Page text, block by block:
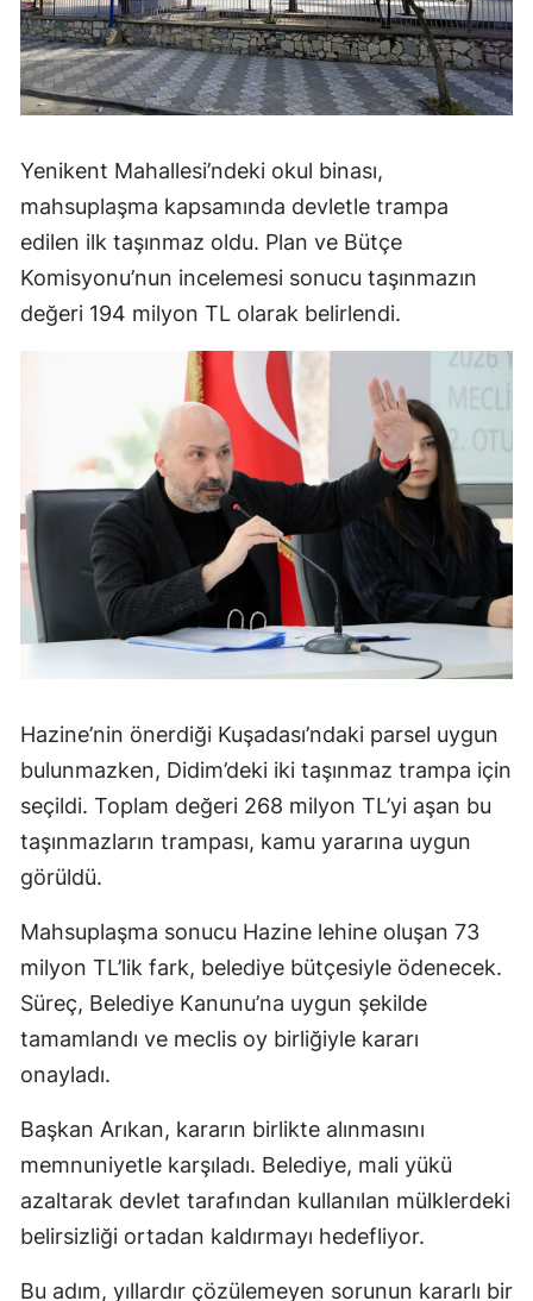
Yenikent Mahallesi’ndeki okul binası,
mahsuplaşma kapsamında devletle trampa
edilen ilk taşınmaz oldu. Plan ve Bütçe
Komisyonu’nun incelemesi sonucu taşınmazın
değeri 194 milyon TL olarak belirlendi.
Hazine’nin önerdiği Kuşadası’ndaki parsel uygun
bulunmazken, Didim’deki iki taşınmaz trampa için
seçildi. Toplam değeri 268 milyon TL’yi aşan bu
taşınmazların trampası, kamu yararına uygun
görüldü.
Mahsuplaşma sonucu Hazine lehine oluşan 73
milyon TL’lik fark, belediye bütçesiyle ödenecek.
Süreç, Belediye Kanunu’na uygun şekilde
tamamlandı ve meclis oy birliğiyle kararı
onayladı.
Başkan Arıkan, kararın birlikte alınmasını
memnuniyetle karşıladı. Belediye, mali yükü
azaltarak devlet tarafından kullanılan mülklerdeki
belirsizliği ortadan kaldırmayı hedefliyor.
Bu adım, yıllardır çözülemeyen sorunun kararlı bir